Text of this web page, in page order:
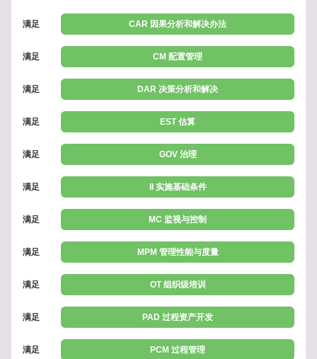
满足 CAR 因果分析和解决办法
满足 CM 配置管理
满足 DAR 决策分析和解决
满足 EST 估算
满足 GOV 治理
满足 II 实施基础条件
满足 MC 监视与控制
满足 MPM 管理性能与度量
满足 OT 组织级培训
满足 PAD 过程资产开发
满足 PCM 过程管理